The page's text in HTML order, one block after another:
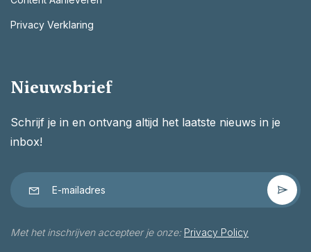
Privacy Verklaring
Nieuwsbrief
Schrijf je in en ontvang altijd het laatste nieuws in je
inbox!
Met het inschrijven accepteer je onze: Privacy Policy